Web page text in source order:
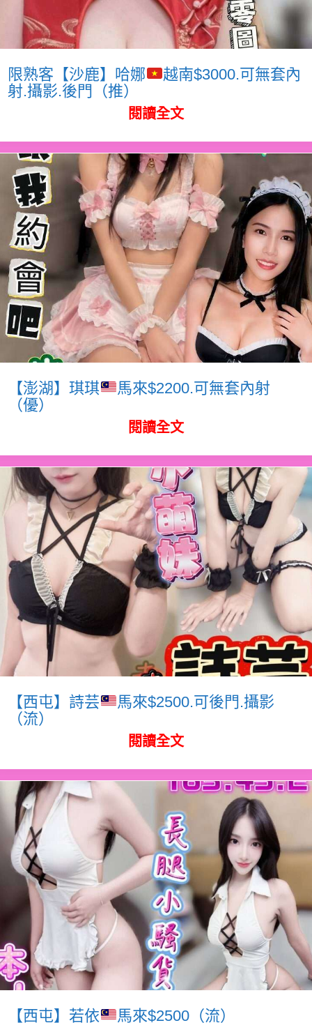
限熟客【沙鹿】哈娜
越南$3000.可無套內
射.攝影.後門（推）
閱讀全文
【澎湖】琪琪
馬來$2200.可無套內射
（優）
閱讀全文
【西屯】詩芸
馬來$2500.可後門.攝影
（流）
閱讀全文
【西屯】若依 馬來$2500（流）